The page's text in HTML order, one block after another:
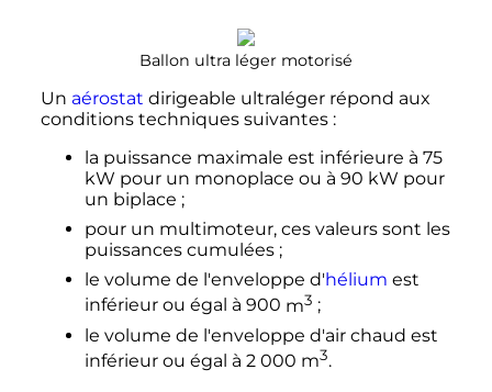
Ballon ultra léger motorisé
Un aérostat dirigeable ultraléger répond aux
conditions techniques suivantes :
la puissance maximale est inférieure à 75
kW pour un monoplace ou à 90 kW pour
un biplace ;
pour un multimoteur, ces valeurs sont les
puissances cumulées ;
le volume de l'enveloppe d'hélium est
inférieur ou égal à 900 m3 ;
le volume de l'enveloppe d'air chaud est
inférieur ou égal à 2 000 m3.